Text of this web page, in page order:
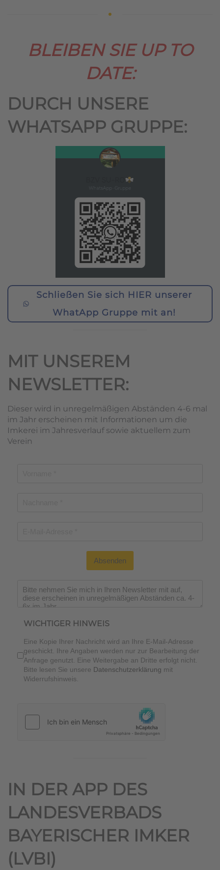
BLEIBEN SIE UP TO
DATE:
DURCH UNSERE
WHATSAPP GRUPPE:
Schließen Sie sich HIER unserer
WhatApp Gruppe mit an!
MIT UNSEREM
NEWSLETTER:
Dieser wird in unregelmäßigen Abständen 4-6 mal
im Jahr erscheinen mit Informationen um die
Imkerei im Jahresverlauf sowie aktuellem zum
Verein
Absenden
Wichtiger Hinweis*
WICHTIGER HINWEIS
Eine Kopie Ihrer Nachricht wird an Ihre E-Mail-Adresse
geschickt. Ihre Angaben werden nur zur Bearbeitung der
Anfrage genutzt. Eine Weitergabe an Dritte erfolgt nicht.
Bitte lesen Sie unsere Datenschutzerklärung mit
Widerrufshinweis.
IN DER APP DES
LANDESVERBADS
BAYERISCHER IMKER
(LVBI)